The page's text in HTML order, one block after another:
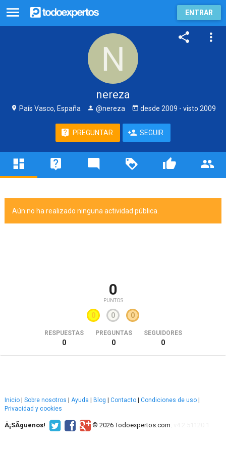
ENTRAR
nereza
País Vasco, España @nereza desde 2009 - visto 2009
PREGUNTAR SEGUIR
Aún no ha realizado ninguna actividad pública.
0
PUNTOS
0 0 0
RESPUESTAS
0
PREGUNTAS
0
SEGUIDORES
0
Inicio Sobre nosotros Ayuda Blog Contacto Condiciones de uso
Privacidad y cookies
Â¡SÃ­guenos! © 2026 Todoexpertos.com.